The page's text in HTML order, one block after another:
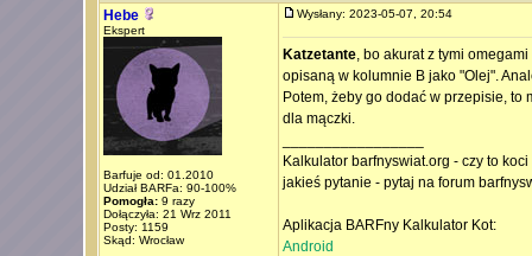
Hebe
Ekspert
Barfuje od: 01.2010
Udział BARFa: 90-100%
Pomogła:9 razy
Dołączyła: 21 Wrz 2011
Posty: 1159
Skąd: Wrocław
Wysłany: 2023-05-07, 20:54
Katzetante, bo akurat z tymi
opisaną w kolumnie B jako "Olej".
Potem, żeby go dodać w przepisie, to
dla mączki.
Kalkulator barfnyswiat.org - czy to
jakieś pytanie - pytaj na forum
Aplikacja BARFny Kalkulator Kot:
Android